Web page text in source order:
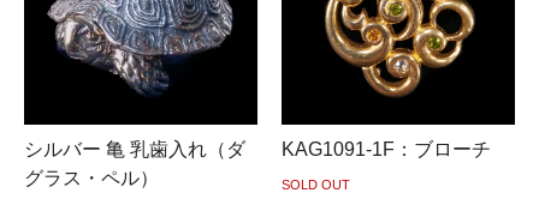
シルバー 亀 乳歯入れ（ダ
グラス・ペル）
KAG1091-1F：ブローチ
SOLD OUT